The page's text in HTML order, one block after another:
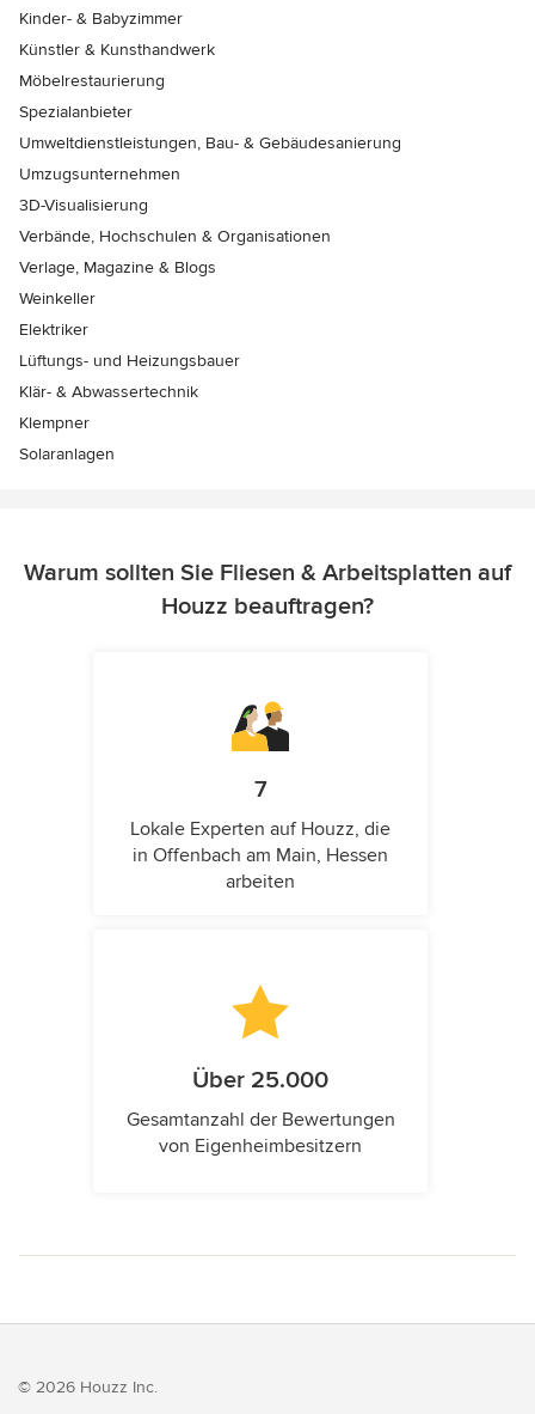
Kinder- & Babyzimmer
Künstler & Kunsthandwerk
Möbelrestaurierung
Spezialanbieter
Umweltdienstleistungen, Bau- & Gebäudesanierung
Umzugsunternehmen
3D-Visualisierung
Verbände, Hochschulen & Organisationen
Verlage, Magazine & Blogs
Weinkeller
Elektriker
Lüftungs- und Heizungsbauer
Klär- & Abwassertechnik
Klempner
Solaranlagen
Warum sollten Sie Fliesen & Arbeitsplatten auf
Houzz beauftragen?
7
Lokale Experten auf Houzz, die
in Offenbach am Main, Hessen
arbeiten
Über 25.000
Gesamtanzahl der Bewertungen
von Eigenheimbesitzern
© 2026 Houzz Inc.